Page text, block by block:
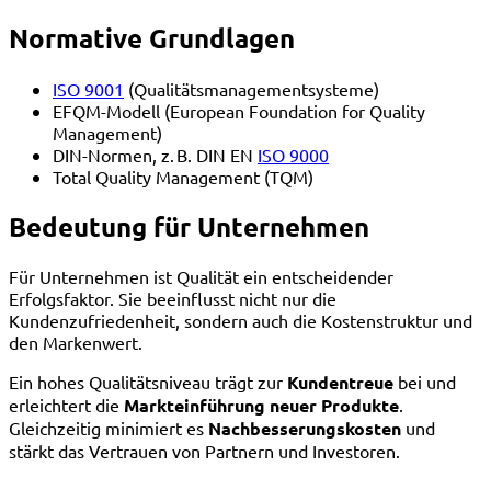
Normative Grundlagen
ISO 9001 (Qualitätsmanagementsysteme)
EFQM-Modell (European Foundation for Quality
Management)
DIN-Normen, z. B. DIN EN ISO 9000
Total Quality Management (TQM)
Bedeutung für Unternehmen
Für Unternehmen ist Qualität ein entscheidender
Erfolgsfaktor. Sie beeinflusst nicht nur die
Kundenzufriedenheit, sondern auch die Kostenstruktur und
den Markenwert.
Ein hohes Qualitätsniveau trägt zur Kundentreue bei und
erleichtert die Markteinführung neuer Produkte.
Gleichzeitig minimiert es Nachbesserungskosten und
stärkt das Vertrauen von Partnern und Investoren.